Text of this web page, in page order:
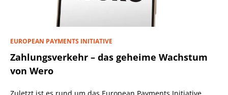
EUROPEAN PAYMENTS INITIATIVE
Zahlungsverkehr – das geheime Wachstum
von Wero